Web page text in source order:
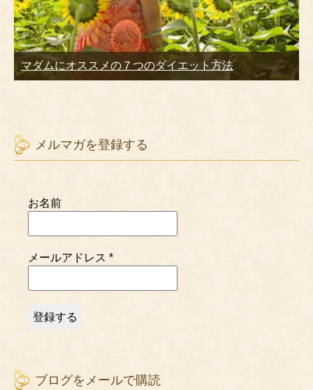
マダムにオススメの７つのダイエット方法
メルマガを登録する
お名前
メールアドレス *
ブログをメールで購読